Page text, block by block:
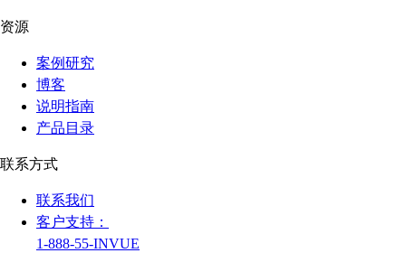
资源
案例研究
博客
说明指南
产品目录
联系方式
联系我们
客户支持：
1-888-55-INVUE